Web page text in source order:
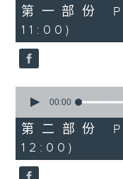
55
minutes,
10
seconds
第一部份
11:00)
seconds
55
minutes,
10
seconds
00:00
第二部份
12:00)